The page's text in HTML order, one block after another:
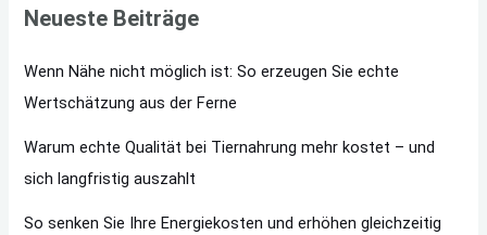
Neueste Beiträge
Wenn Nähe nicht möglich ist: So erzeugen Sie echte
Wertschätzung aus der Ferne
Warum echte Qualität bei Tiernahrung mehr kostet – und
sich langfristig auszahlt
So senken Sie Ihre Energiekosten und erhöhen gleichzeitig